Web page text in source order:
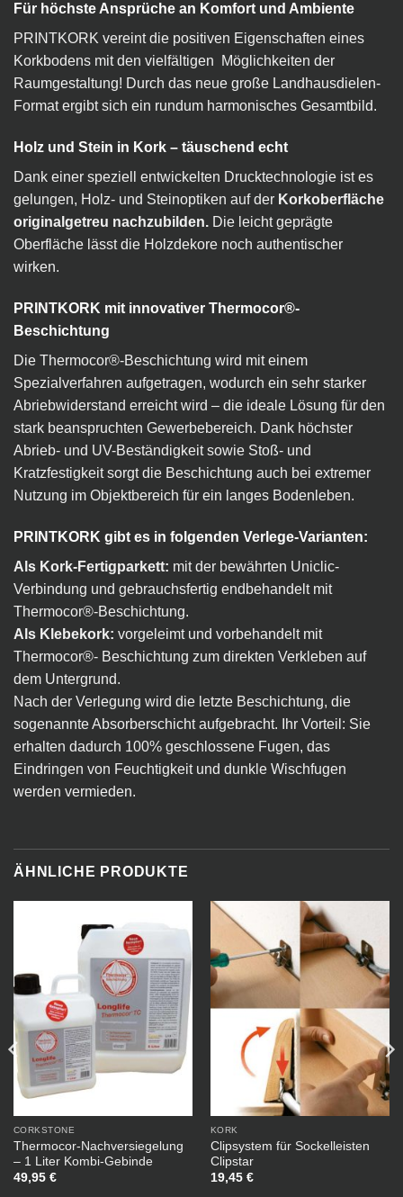
Für höchste Ansprüche an Komfort und Ambiente
PRINTKORK vereint die positiven Eigenschaften eines
Korkbodens mit den vielfältigen Möglichkeiten der
Raumgestaltung! Durch das neue große Landhausdielen-
Format ergibt sich ein rundum harmonisches Gesamtbild.
Holz und Stein in Kork – täuschend echt
Dank einer speziell entwickelten Drucktechnologie ist es
gelungen, Holz- und Steinoptiken auf der Korkoberfläche
originalgetreu nachzubilden. Die leicht geprägte
Oberfläche lässt die Holzdekore noch authentischer
wirken.
PRINTKORK mit innovativer Thermocor®-
Beschichtung
Die Thermocor®-Beschichtung wird mit einem
Spezialverfahren aufgetragen, wodurch ein sehr starker
Abriebwiderstand erreicht wird – die ideale Lösung für den
stark beanspruchten Gewerbebereich. Dank höchster
Abrieb- und UV-Beständigkeit sowie Stoß- und
Kratzfestigkeit sorgt die Beschichtung auch bei extremer
Nutzung im Objektbereich für ein langes Bodenleben.
PRINTKORK gibt es in folgenden Verlege-Varianten:
Als Kork-Fertigparkett: mit der bewährten Uniclic-
Verbindung und gebrauchsfertig endbehandelt mit
Thermocor®-Beschichtung.
Als Klebekork: vorgeleimt und vorbehandelt mit
Thermocor®- Beschichtung zum direkten Verkleben auf
dem Untergrund.
Nach der Verlegung wird die letzte Beschichtung, die
sogenannte Absorberschicht aufgebracht. Ihr Vorteil: Sie
erhalten dadurch 100% geschlossene Fugen, das
Eindringen von Feuchtigkeit und dunkle Wischfugen
werden vermieden.
ÄHNLICHE PRODUKTE
CORKSTONE
Thermocor-Nachversiegelung
– 1 Liter Kombi-Gebinde
49,95 €
KORK
Clipsystem für Sockelleisten
Clipstar
19,45 €